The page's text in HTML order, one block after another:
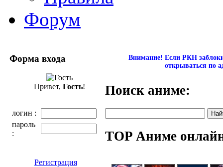
Форум
Форма входа
Привет, Гость!
логин :
пароль
:
Регистрация
Внимание! Если РКН
открываться по
Поиск аниме:
TOP Аниме